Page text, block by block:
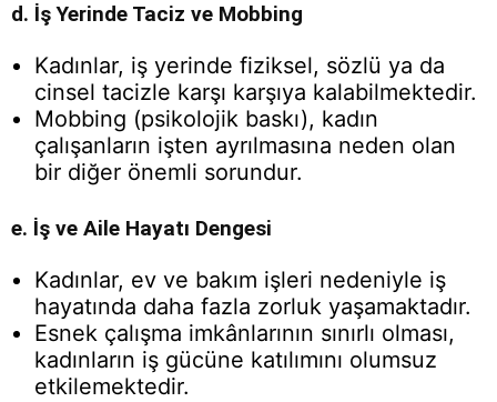
d. İş Yerinde Taciz ve Mobbing
Kadınlar, iş yerinde fiziksel, sözlü ya da
cinsel tacizle karşı karşıya kalabilmektedir.
Mobbing (psikolojik baskı), kadın
çalışanların işten ayrılmasına neden olan
bir diğer önemli sorundur.
e. İş ve Aile Hayatı Dengesi
Kadınlar, ev ve bakım işleri nedeniyle iş
hayatında daha fazla zorluk yaşamaktadır.
Esnek çalışma imkânlarının sınırlı olması,
kadınların iş gücüne katılımını olumsuz
etkilemektedir.